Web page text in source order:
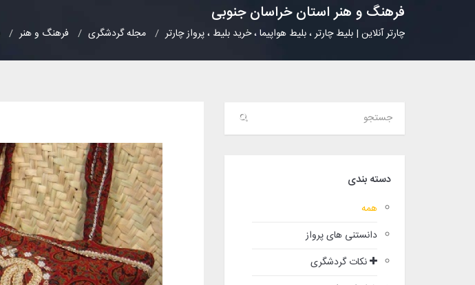
فرهنگ و هنر استان خراسان جنوبی
چارتر آنلاین | بلیط چارتر ، بلیط هواپیما ، خرید بلیط ، پرواز چارتر مجله گردشگری فرهنگ و هنر
دسته بندی
همه
دانستنی های پرواز
نکات گردشگری